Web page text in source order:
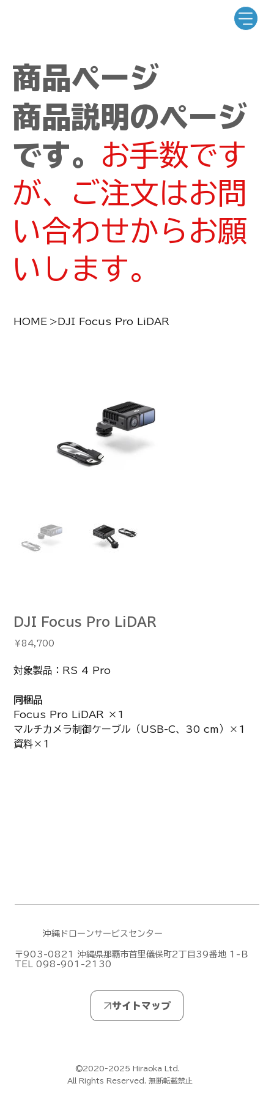
商品ページ
商品説明のページ
です。 お手数です
が、ご注文はお問
い合わせからお願
いします。
HOME > DJI Focus Pro LiDAR
DJI Focus Pro LiDAR
価
格
￥84,700
対象製品：RS 4 Pro
同梱品
Focus Pro LiDAR ×1
マルチカメラ制御ケーブル（USB-C、30 cm）×1
資料×1
©2020-2025 Hiraoka Ltd.
All Rights Reserved. 無断転載禁止
沖縄ドローンサービスセンター
〒903-0821 沖縄県那覇市首里儀保町2丁目39番地 1-Ｂ
TEL 098-901-2130